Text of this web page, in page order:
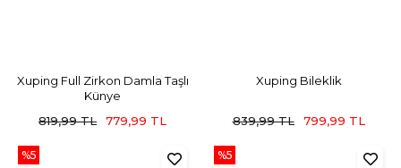
Xuping Full Zirkon Damla Taşlı
Künye
819,99 TL
779,99 TL
Xuping Bileklik
839,99 TL 799,99 TL
%5 %5